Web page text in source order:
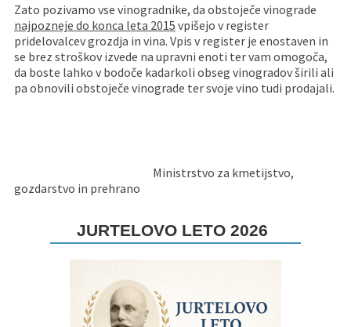
Zato pozivamo vse vinogradnike, da obstoječe vinograde
najpozneje do konca leta 2015 vpišejo v register
pridelovalcev grozdja in vina. Vpis v register je enostaven in
se brez stroškov izvede na upravni enoti ter vam omogoča,
da boste lahko v bodoče kadarkoli obseg vinogradov širili ali
pa obnovili obstoječe vinograde ter svoje vino tudi prodajali.
Ministrstvo za kmetijstvo,
gozdarstvo in prehrano
JURTELOVO LETO 2026